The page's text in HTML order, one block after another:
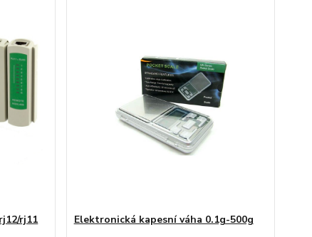
rj11 Elektronická kapesní váha 0.1g-500g